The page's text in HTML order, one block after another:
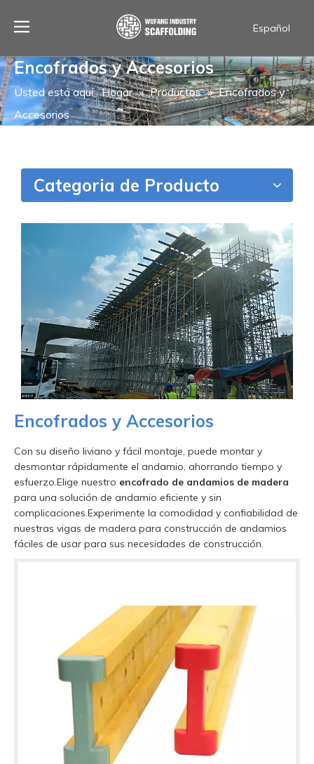
Español
Français
Português
ไทย
Encofrados y Accesorios
Usted está aquí: Hogar » Productos » Encofrados y
Accesorios
Categoria de Producto
Encofrados y Accesorios
Con su diseño liviano y fácil montaje, puede montar y
desmontar rápidamente el andamio, ahorrando tiempo y
esfuerzo.Elige nuestro encofrado de andamios de madera
para una solución de andamio eficiente y sin
complicaciones.Experimente la comodidad y confiabilidad de
nuestras vigas de madera para construcción de andamios
fáciles de usar para sus necesidades de construcción.